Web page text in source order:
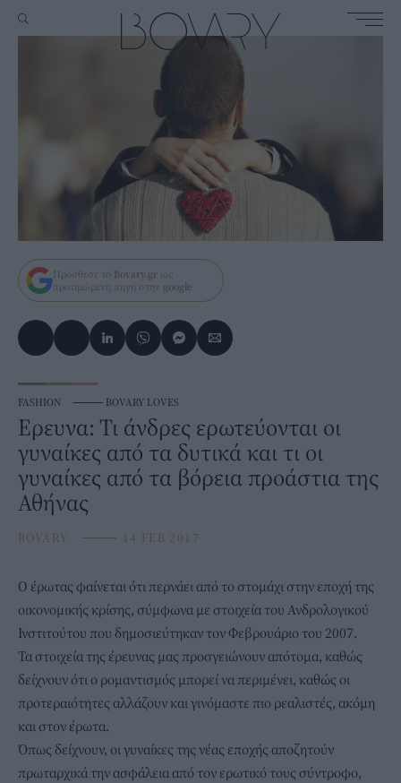
Πρόσθεσε το Bovary.gr ως
προτιμώμενη πηγή στην google
FASHION ⸻ BOVARY LOVES
Ερευνα: Τι άνδρες ερωτεύονται οι
γυναίκες από τα δυτικά και τι οι
γυναίκες από τα βόρεια προάστια της
Αθήνας
BOVARY ⸻ 14 FEB 2017
Ο έρωτας φαίνεται ότι περνάει από το στομάχι στην εποχή της
οικονομικής κρίσης, σύμφωνα με στοιχεία του Ανδρολογικού
Ινστιτούτου που δημοσιεύτηκαν τον Φεβρουάριο του 2007.
Τα στοιχεία της έρευνας μας προσγειώνουν απότομα, καθώς
δείχνουν ότι ο ρομαντισμός μπορεί να περιμένει, καθώς οι
προτεραιότητες αλλάζουν και γινόμαστε πιο ρεαλιστές, ακόμη
και στον έρωτα.
Όπως δείχνουν, οι γυναίκες της νέας εποχής αποζητούν
πρωταρχικά την ασφάλεια από τον ερωτικό τους σύντροφο,